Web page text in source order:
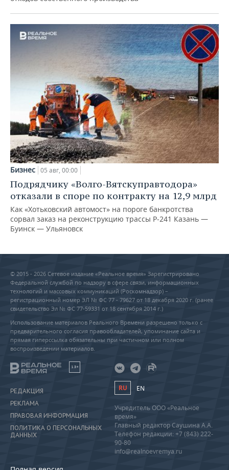
Бизнес 05 авг, 00:00
Подрядчику «Волго-Вятскуправтодора»
отказали в споре по контракту на 12,9 млрд
Как «Хотьковский автомост» на пороге банкротства
сорвал заказ на реконструкцию трассы Р‑241 Казань —
Буинск — Ульяновск
© 2015 - 2026 Сетевое издание «Реальное время» Зарегистрировано
Федеральной службой по надзору в сфере связи, информационных
технологий и массовых коммуникаций (Роскомнадзор) –
регистрационный номер ЭЛ № ФС 77 - 79627 от 18 декабря 2020 г. (ранее
свидетельство Эл № ФС 77-59331 от 18 сентября 2014 г.)
Использование материалов Реального Времени разрешено только с
предварительного согласия правообладателей, упоминание сайта и
прямая гиперссылка обязательны при частичном или полном
воспроизведении материалов.
18+
РЕДАКЦИЯ
РЕКЛАМА
ПРАВОВАЯ ИНФОРМАЦИЯ
ПОЛИТИКА О ПЕРСОНАЛЬНЫХ
ДАННЫХ
RU EN
Учредитель ООО «Реальное
время»
Главный редактор Саушина А.А.
Телефон редакции: +7 (843) 222-
90-80
info@realnoevremya.ru